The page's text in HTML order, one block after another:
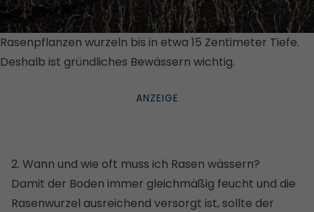
Rasenpflanzen wurzeln bis in etwa 15 Zentimeter Tiefe.
Deshalb ist gründliches Bewässern wichtig.
2. Wann und wie oft muss ich Rasen wässern?
Damit der Boden immer gleichmäßig feucht und die
Rasenwurzel ausreichend versorgt ist, sollte der